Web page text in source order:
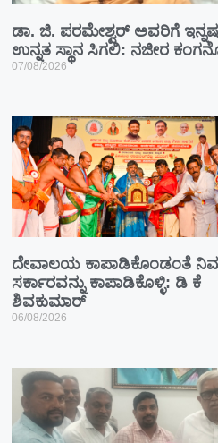
ಡಾ. ಜಿ. ಪರಮೇಶ್ವರ್ ಅವರಿಗೆ
ಉನ್ನತ ಸ್ಥಾನ ಸಿಗಲಿ: ನಜೀರ
07/08/2026
ದೇವಾಲಯ ಕಾಪಾಡಿಕೊಂಡಂತೆ
ಸರ್ಕಾರವನ್ನು ಕಾಪಾಡಿಕೊಳ್ಳಿ: ಡಿ ಕೆ
ಶಿವಕುಮಾರ್
06/08/2026